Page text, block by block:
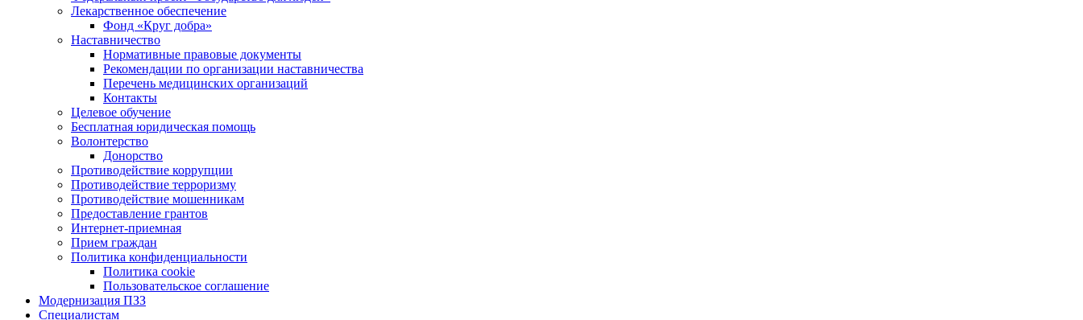
Лекарственное обеспечение
Фонд «Круг добра»
Наставничество
Нормативные правовые документы
Рекомендации по организации наставничества
Перечень медицинских организаций
Контакты
Целевое обучение
Бесплатная юридическая помощь
Волонтерство
Донорство
Противодействие коррупции
Противодействие терроризму
Противодействие мошенникам
Предоставление грантов
Интернет-приемная
Прием граждан
Политика конфиденциальности
Политика cookie
Пользовательское соглашение
Модернизация ПЗЗ
Специалистам